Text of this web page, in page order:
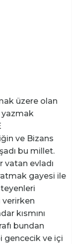
üzere olan
yazmak
ve Bizans
bu millet.
vatan evladı
gayesi ile
kısmını
bundan
gencecik ve içi